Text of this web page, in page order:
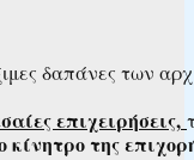
δαπάνες των
επιχειρήσεις,
κίνητρο της